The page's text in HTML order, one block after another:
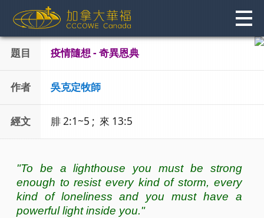
content
題目 疫情隨想 - 奇異恩典
作者 吳克定牧師
經文 腓 2:1~5 ; 來 13:5
"To be a lighthouse you must be strong
enough to resist every kind of storm, every
kind of loneliness and you must have a
powerful light inside you."